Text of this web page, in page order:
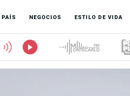
PAÍS NEGOCIOS ESTILO DE VIDA